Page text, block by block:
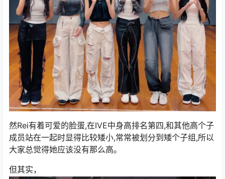
然Rei有着可爱的脸蛋,在IVE中身高排名第四,和其他高个子
成员站在一起时显得比较矮小,常常被划分到矮个子组,所以
大家总觉得她应该没有那么高。
但其实，